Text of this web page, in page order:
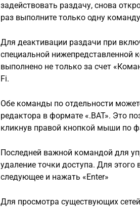
задействовать раздачу, снова
раз выполните только одну
Для деактивации раздачи при
специальной
выполнено не только за счет
Fi.
Обе команды по отдельности
редактора в формате «.BAT». Это
кликнув правой кнопкой мыши по
Последней важной командой для
удаление точки доступа. Для
следующее и нажать «Enter»
Для просмотра существующих